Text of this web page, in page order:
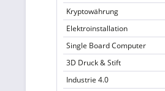
Kryptowährung
Elektroinstallation
Single Board Computer
3D Druck & Stift
Industrie 4.0